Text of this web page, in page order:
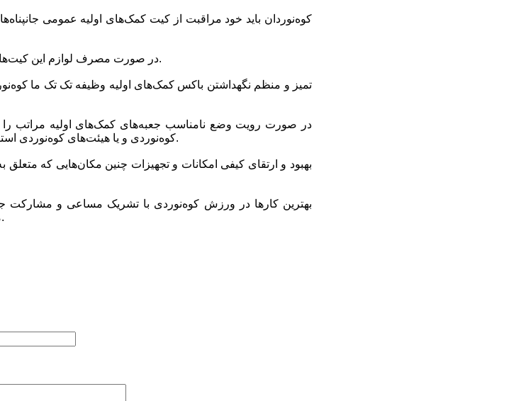
3- در صورت مصرف لوازم این کیت‌ها نسبت به جایگزینی آنها در برنامه‌های بعدی اقدام شود.
کوه‌نوردی و یا هیئت‌های کوه‌نوردی استان‌ها اطلاع داده تا نسبت به رفع نقایص موجود اقدام شود.
مسئولیت هر کوهنورد متعهد و با احساس مسئولیت است.